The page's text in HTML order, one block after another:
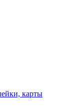
карты